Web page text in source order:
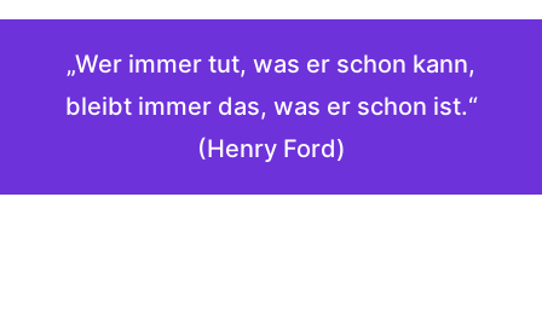
„Wer immer tut, was er schon kann,
bleibt immer das, was er schon ist.“
(Henry Ford)